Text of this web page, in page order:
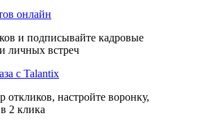
онлайн
и подписывайте кадровые
личных встреч
с Talantix
откликов, настройте воронку,
2 клика